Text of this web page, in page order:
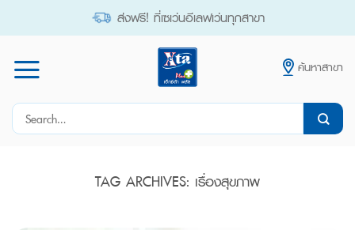
ส่งฟรี! ที่เซเว่นอีเลฟเว่นทุกสาขา
ค้นหาสาขา
Search
TAG ARCHIVES: เรื่องสุขภาพ